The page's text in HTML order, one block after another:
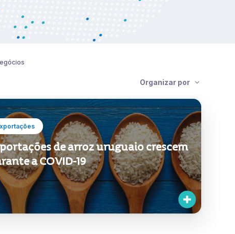
Organizar por
de arroz uruguaio crescem
a COVID-19